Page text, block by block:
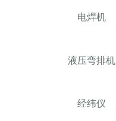
电焊机
液压弯排机
经纬仪